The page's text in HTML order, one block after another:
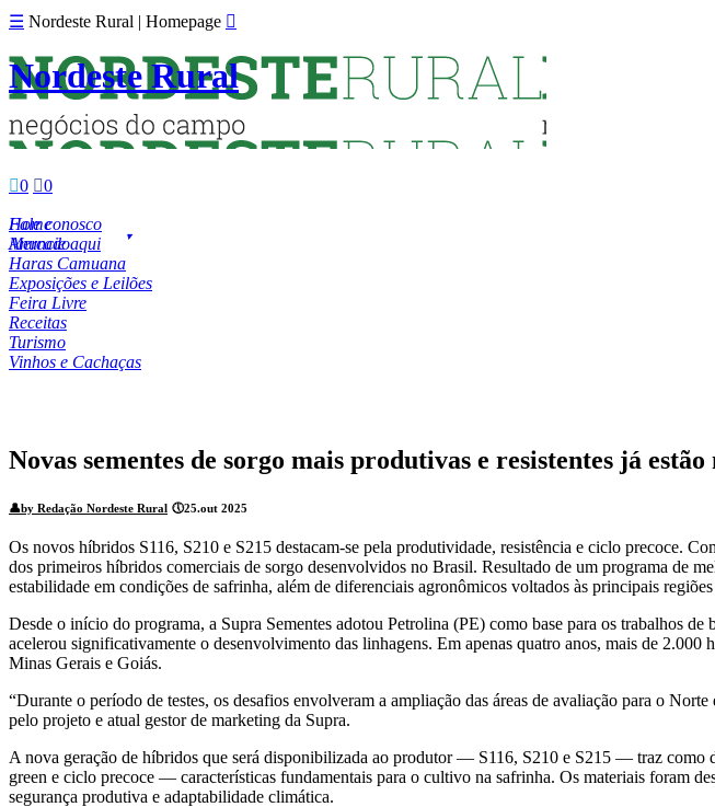
☰ Nordeste Rural | Homepage 
Nordeste Rural
0 0
Fale conosco
Anuncie aqui
Home
Mercado
Haras Camuana
Exposições e Leilões
Feira Livre
Receitas
Turismo
Vinhos e Cachaças
Novas sementes de sorgo mais produtivas e resistentes já
👤by Redação Nordeste Rural 🕔25.out 2025
Os novos híbridos S116, S210 e S215 destacam-se pela produtividade, resistência e ciclo precoce.
dos primeiros híbridos comerciais de sorgo desenvolvidos no Brasil. Resultado de um programa de
estabilidade em condições de safrinha, além de diferenciais agronômicos voltados às principais
Desde o início do programa, a Supra Sementes adotou Petrolina (PE) como base para os trabalhos
acelerou significativamente o desenvolvimento das linhagens. Em apenas quatro anos, mais de
Minas Gerais e Goiás.
“Durante o período de testes, os desafios envolveram a ampliação das áreas de avaliação para o
pelo projeto e atual gestor de marketing da Supra.
A nova geração de híbridos que será disponibilizada ao produtor — S116, S210 e S215 — traz como
green e ciclo precoce — características fundamentais para o cultivo na safrinha. Os materiais foram
segurança produtiva e adaptabilidade climática.